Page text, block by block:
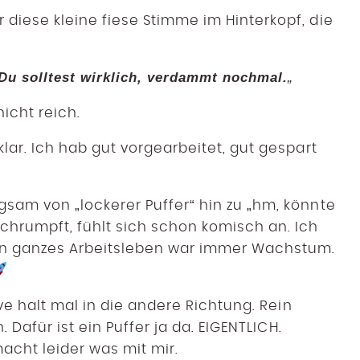
kleine fiese Stimme im Hinterkopf, die
solltest wirklich, verdammt nochmal.„
reich.
Ich hab gut vorgearbeitet, gut gespart
von „lockerer Puffer“ hin zu „hm, könnte
fühlt sich schon komisch an. Ich
ganzes Arbeitsleben war immer Wachstum.
halt mal in die andere Richtung. Rein
ist ein Puffer ja da. EIGENTLICH.
leider was mit mir.